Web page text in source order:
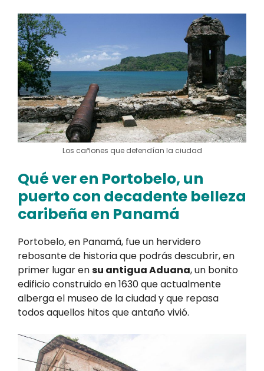
Los cañones que defendían la ciudad
Qué ver en Portobelo, un
puerto con decadente belleza
caribeña en Panamá
Portobelo, en Panamá, fue un hervidero
rebosante de historia que podrás descubrir, en
primer lugar ensu antigua Aduana, un bonito
edificio construido en 1630 que actualmente
alberga el museo de la ciudad y que repasa
todos aquellos hitos que antaño vivió.